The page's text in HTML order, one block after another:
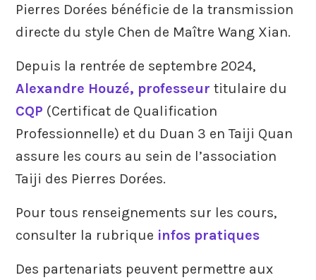
Pierres Dorées bénéficie de la transmission
directe du style Chen de Maître Wang Xian.
Depuis la rentrée de septembre 2024,
Alexandre Houzé, professeur titulaire du
CQP (Certificat de Qualification
Professionnelle) et du Duan 3 en Taiji Quan
assure les cours au sein de l’association
Taiji des Pierres Dorées.
Pour tous renseignements sur les cours,
consulter la rubrique infos pratiques
Des partenariats peuvent permettre aux